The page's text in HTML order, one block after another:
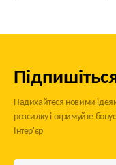
Надихайтеся новими
розсилку і отримуйте
Інтер'єр